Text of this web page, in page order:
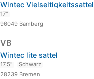
Wintec Vielseitigkeitssattel
17"
96049 Bamberg
VB
Wintec lite sattel
17,5"
Schwarz
28239 Bremen